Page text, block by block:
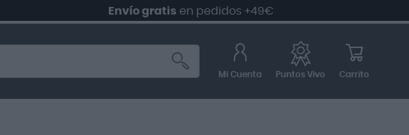
Envío gratisen pedidos +49€
Mi Cuenta Puntos Vivo Carrito